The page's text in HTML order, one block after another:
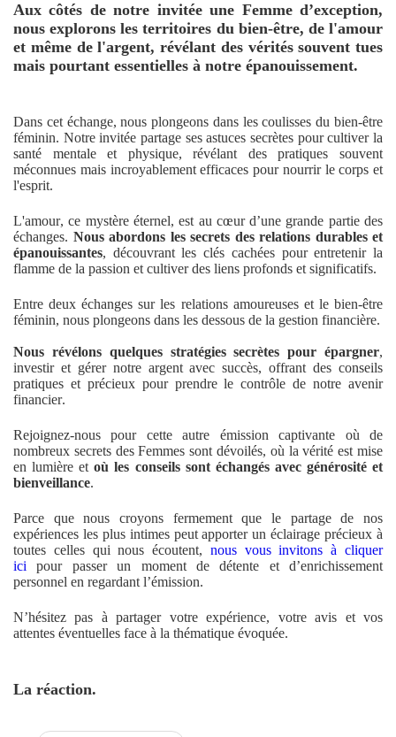
Aux côtés de notre invitée une Femme d’exception,
nous explorons les territoires du bien-être, de l'amour
et même de l'argent, révélant des vérités souvent tues
mais pourtant essentielles à notre épanouissement.
Dans cet échange, nous plongeons dans les coulisses du bien-être
féminin. Notre invitée partage ses astuces secrètes pour cultiver la
santé mentale et physique, révélant des pratiques souvent
méconnues mais incroyablement efficaces pour nourrir le corps et
l'esprit.
L'amour, ce mystère éternel, est au cœur d’une grande partie des
échanges. Nous abordons les secrets des relations durables et
épanouissantes, découvrant les clés cachées pour entretenir la
flamme de la passion et cultiver des liens profonds et significatifs.
Entre deux échanges sur les relations amoureuses et le bien-être
féminin, nous plongeons dans les dessous de la gestion financière.
Nous révélons quelques stratégies secrètes pour épargner,
investir et gérer notre argent avec succès, offrant des conseils
pratiques et précieux pour prendre le contrôle de notre avenir
financier.
Rejoignez-nous pour cette autre émission captivante où de
nombreux secrets des Femmes sont dévoilés, où la vérité est mise
en lumière etoù les conseils sont échangés avec générosité et
bienveillance.
Parce que nous croyons fermement que le partage de nos
expériences les plus intimes peut apporter un éclairage précieux à
toutes celles qui nous écoutent, nous vous invitons à cliquer
ici pour passer un moment de détente et d’enrichissement
personnel en regardant l’émission.
N’hésitez pas à partager votre expérience, votre avis et vos
attentes éventuelles face à la thématique évoquée.
La réaction.